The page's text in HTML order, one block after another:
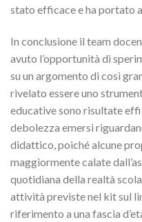
stato efficace e ha portato
In conclusione il team
avuto l’opportunità di
su un argomento di così
rivelato essere uno
educative sono risultate
debolezza emersi
didattico, poiché alcune
maggiormente calate
quotidiana della realtà
attività previste nel kit sul
riferimento a una fascia